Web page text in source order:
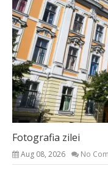
Fotografia zilei
Aug 08, 2026 No